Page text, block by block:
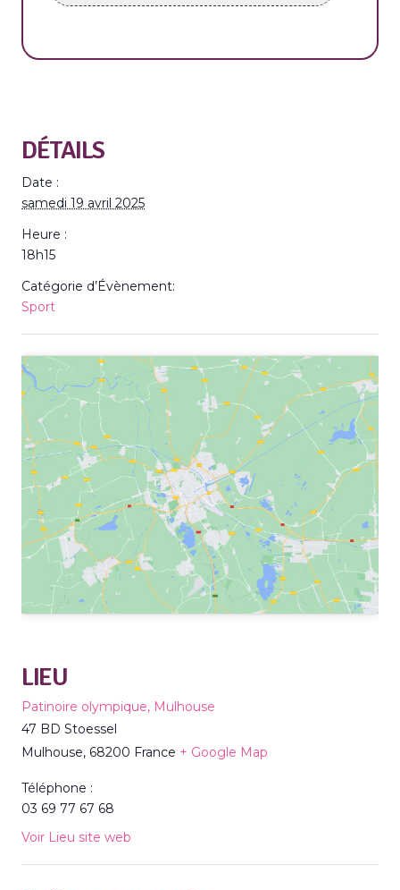
DÉTAILS
Date :
samedi 19 avril 2025
Heure :
18h15
Catégorie d’Évènement:
Sport
LIEU
Patinoire olympique, Mulhouse
47 BD Stoessel
Mulhouse, 68200 France + Google Map
Téléphone :
03 69 77 67 68
Voir Lieu site web